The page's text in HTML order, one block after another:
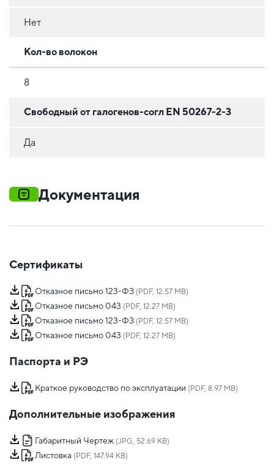
Нет
Кол-во волокон
8
Свободный от галогенов-согл EN 50267-2-3
Да
Документация
Сертификаты
Отказное письмо 123-ФЗ (PDF, 12.57 MB)
Отказное письмо 043 (PDF, 12.27 MB)
Отказное письмо 123-ФЗ (PDF, 12.57 MB)
Отказное письмо 043 (PDF, 12.27 MB)
Паспорта и РЭ
Краткое руководство по эксплуатации (PDF, 8.97 MB)
Дополнительные изображения
Габаритный Чертеж (JPG, 52.69 KB)
Листовка (PDF, 147.94 KB)